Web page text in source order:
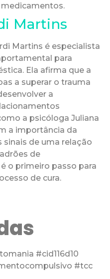
Martins
Martins é especialista
para
Ela afirma que a
a superar o trauma
a
a psicóloga Juliana
a importância da
de uma relação
de
o primeiro passo para
de cura.
#cid116d10
#tcc